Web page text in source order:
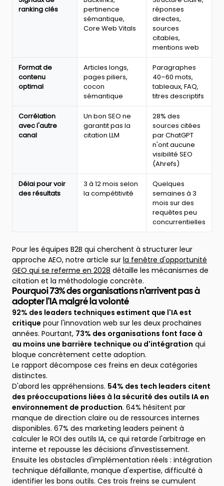
objectifs,
des
algorithmes
en
ranking clés
pertinence
sémantique,
Core Web Vitals
réponses
directes,
sources
citables,
mentions web
Format de
contenu
optimal
Articles longs,
pages piliers,
cocon
sémantique
Paragraphes
40–60 mots,
tableaux, FAQ,
titres descriptifs
Corrélation
avec l'autre
canal
Un bon SEO ne
garantit pas la
citation LLM
28% des
sources citées
par ChatGPT
n'ont aucune
visibilité SEO
(Ahrefs)
Délai pour voir
des résultats
3 à 12 mois selon
la compétitivité
Quelques
semaines à 3
mois sur des
requêtes peu
concurrentielles
Pour les équipes B2B qui cherchent à structurer leur
approche AEO, notre article sur la fenêtre d'opportunité
GEO qui se referme en 2028 détaille les mécanismes de
citation et la méthodologie concrète.
Pourquoi 73% des organisations n'arrivent pas à
adopter l'IA malgré la volonté
92% des leaders techniques estiment que l'IA est
critique pour l'innovation web sur les deux prochaines
années. Pourtant, 73% des organisations font face à
au moins une barrière technique ou d'intégration qui
bloque concrètement cette adoption.
Le rapport décompose ces freins en deux catégories
distinctes.
D'abord les appréhensions. 54% des tech leaders citent
des préoccupations liées à la sécurité des outils IA en
environnement de production. 64% hésitent par
manque de direction claire ou de ressources internes
disponibles. 67% des marketing leaders peinent à
calculer le ROI des outils IA, ce qui retarde l'arbitrage en
interne et repousse les décisions d'investissement.
Ensuite les obstacles d'implémentation réels : intégration
technique défaillante, manque d'expertise, difficulté à
identifier les bons outils. Ces trois freins se cumulent